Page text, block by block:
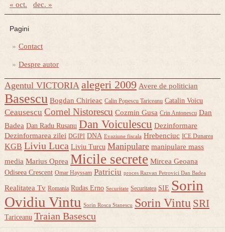
« oct. dec. »
Pagini
Contact
Despre autor
Agentul VICTORIA alegeri 2009 Avere de politician
Basescu Bogdan Chirieac Calin Popescu Tariceanu Catalin Voicu
Ceausescu Cornel Nistorescu Cozmin Gusa Crin Antonescu Dan
Badea Dan Radu Rusanu Dan Voiculescu Dezinformare
Dezinformarea zilei DGIPI DNA Evaziune fiscala Hrebenciuc ICE Dunarea
KGB Liviu Luca Liviu Turcu Manipulare manipulare mass
media Marius Oprea Micile secrete Mircea Geoana
Odiseea Crescent Omar Hayssam Patriciu proces Razvan Petrovici Dan Badea
Realitatea Tv Romania Rudas Erno Securitate Securitatea SIE Sorin
Ovidiu Vintu Sorin Rosca Stanescu Sorin Vintu SRI
Tariceanu Traian Basescu